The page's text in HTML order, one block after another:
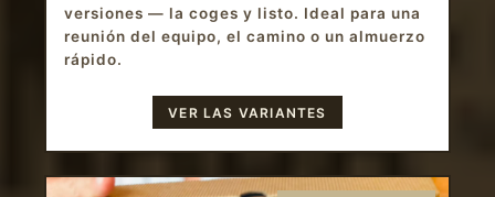
versiones — la coges y listo. Ideal para una
reunión del equipo, el camino o un almuerzo
rápido.
VER LAS VARIANTES